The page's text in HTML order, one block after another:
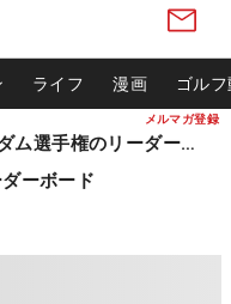
メルマガ登録
ライフ 漫画 ゴル
松山英樹ら出場 ウィンダム選手権のリーダーボード
ーボード